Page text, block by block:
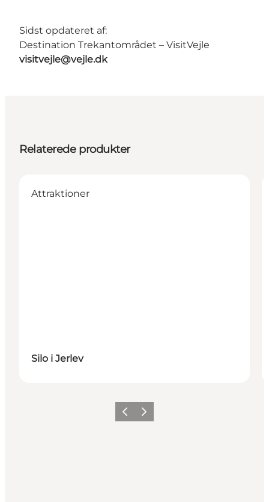
Sidst opdateret af:
Destination Trekantområdet – VisitVejle
visitvejle@vejle.dk
Relaterede produkter
Attraktioner
Silo i Jerlev
ForrigeNæste